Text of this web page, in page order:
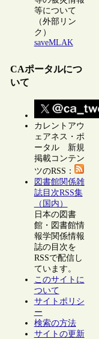
等について
（外部リン
ク）
saveMLAK
CAポータルにつ
いて
カレントアウ
ェアネス・ポ
ータル 新規
掲載コンテン
ツのRSS：
図書館関係雑
誌目次RSS集
（国内）
日本の図書
館・図書館情
報学関係情報
誌の目次を
RSSで配信し
ています。
このサイトに
ついて
サイトポリシ
ー
検索の方法
サイトの更新